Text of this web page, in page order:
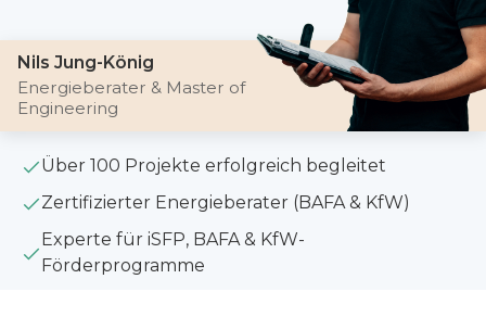
Nils Jung-König
Energieberater & Master of
Engineering
Über 100 Projekte erfolgreich begleitet
Zertifizierter Energieberater (BAFA & KfW)
Experte für iSFP, BAFA & KfW-
Förderprogramme